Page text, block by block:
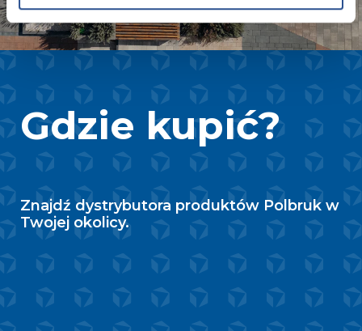
Gdzie kupić?
Znajdź dystrybutora produktów Polbruk w
Twojej okolicy.